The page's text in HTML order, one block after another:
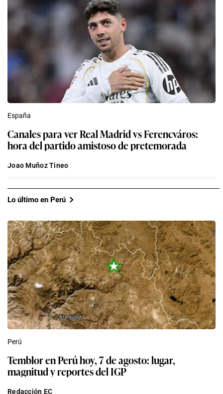
España
Canales para ver Real Madrid vs Ferencváros:
hora del partido amistoso de pretemorada
Joao Muñoz Tineo
Lo último en Perú
Perú
Temblor en Perú hoy, 7 de agosto: lugar,
magnitud y reportes del IGP
Redacción EC